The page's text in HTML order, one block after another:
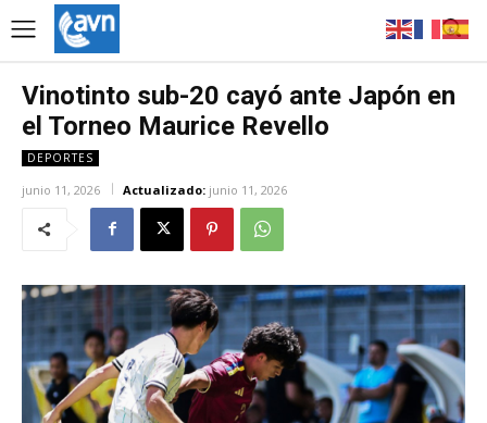
Vinotinto sub-20 cayó ante Japón en
el Torneo Maurice Revello
DEPORTES
junio 11, 2026 Actualizado: junio 11, 2026